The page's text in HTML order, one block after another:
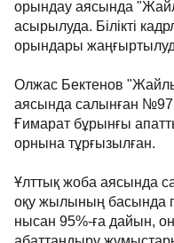
орындау аясында
асырылуда. Білікті
орындары
Олжас Бектенов
аясында салынған №97
Ғимарат бұрынғы
орнына тұрғызылған.
Ұлттық жоба аясында
оқу жылының басында
нысан 95%-ға дайын,